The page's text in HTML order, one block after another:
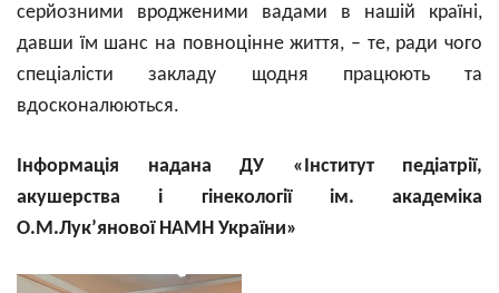
серйозними вродженими вадами в нашій країні,
давши їм шанс на повноцінне життя, – те, ради чого
спеціалісти закладу щодня працюють та
вдосконалюються.
Інформація надана ДУ «Інститут педіатрії,
акушерства і гінекології ім. академіка
О.М.Лук’янової НАМН України»